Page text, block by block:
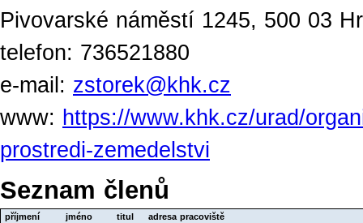
Pivovarské náměstí 1245, 500 03
telefon: 736521880
e-mail: zstorek@khk.cz
www: https://www.khk.cz/urad/
prostredi-zemedelstvi
Seznam členů
příjmení jméno titul
adresa pracoviště